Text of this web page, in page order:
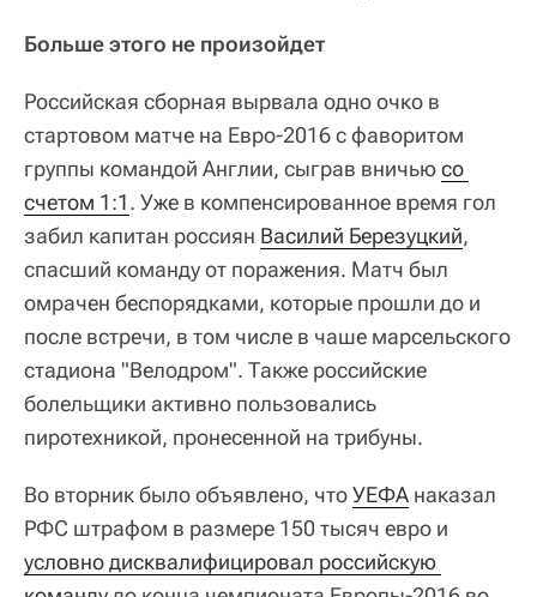
Больше этого не произойдет
Российская сборная вырвала одно очко в
стартовом матче на Евро-2016 с фаворитом
группы командой Англии, сыграв вничьюсо
счетом 1:1. Уже в компенсированное время гол
забил капитан россиян Василий Березуцкий,
спасший команду от поражения. Матч был
омрачен беспорядками, которые прошли до и
после встречи, в том числе в чаше марсельского
стадиона "Велодром". Также российские
болельщики активно пользовались
пиротехникой, пронесенной на трибуны.
Во вторник было объявлено, чтоУЕФА наказал
РФС штрафом в размере 150 тысяч евро и
условно дисквалифицировал российскую